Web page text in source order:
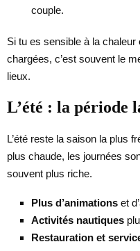
couple.
Si tu es sensible à la
chargées, c’est souvent le
lieux.
L’été : la période
L’été reste la saison la plus
plus chaude, les journées
souvent plus riche.
Plus d’animations et
Activités nautiques
Restauration et